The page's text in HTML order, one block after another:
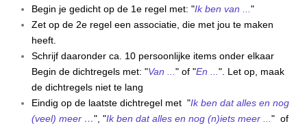
Begin je gedicht op de 1e regel met: "Ik ben van ..."
Zet op de 2e regel een associatie, die met jou te maken
heeft.
Schrijf daaronder ca. 10 persoonlijke items onder elkaar
Begin de dichtregels met: "Van ..." of "En ...". Let op, maak
de dichtregels niet te lang
Eindig op de laatste dichtregel met "Ik ben dat alles en nog
(veel) meer …", "Ik ben dat alles en nog (n)iets meer ..." of